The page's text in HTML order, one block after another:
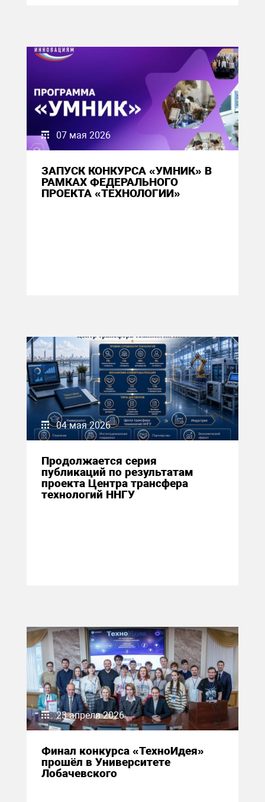
07 мая 2026
ЗАПУСК КОНКУРСА «УМНИК» В
РАМКАХ ФЕДЕРАЛЬНОГО
ПРОЕКТА «ТЕХНОЛОГИИ»
04 мая 2026
Продолжается серия
публикаций по результатам
проекта Центра трансфера
технологий ННГУ
23 апреля 2026
Финал конкурса «ТехноИдея»
прошёл в Университете
Лобачевского